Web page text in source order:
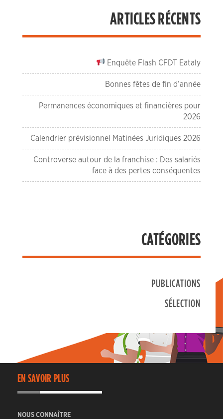
ARTICLES RÉCENTS
Enquête Flash CFDT Eataly
Bonnes fêtes de fin d’année
Permanences économiques et financières pour
2026
Calendrier prévisionnel Matinées Juridiques 2026
Controverse autour de la franchise : Des salariés
face à des pertes conséquentes
CATÉGORIES
PUBLICATIONS
SÉLECTION
EN SAVOIR PLUS
NOUS CONNAÎTRE